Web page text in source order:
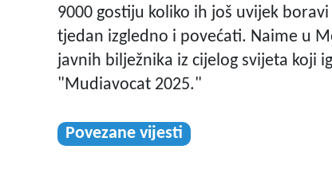
9000 gostiju koliko ih još uvijek
tjedan izgledno i povećati. Naime u
javnih bilježnika iz cijelog svijeta koji
"Mudiavocat 2025."
Povezane vijesti